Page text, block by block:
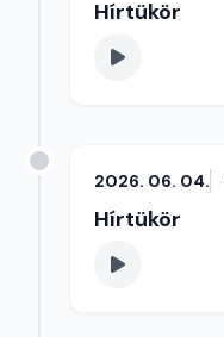
Hírtükör
2026. 06. 04.
Hírtükör